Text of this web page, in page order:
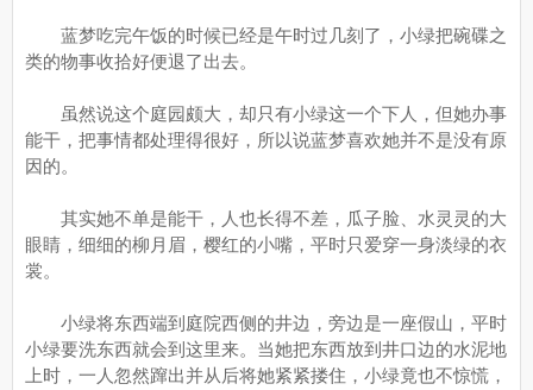
蓝梦吃完午饭的时候已经是午时过几刻了，小绿把碗碟之
类的物事收拾好便退了出去。
虽然说这个庭园颇大，却只有小绿这一个下人，但她办事
能干，把事情都处理得很好，所以说蓝梦喜欢她并不是没有原
因的。
其实她不单是能干，人也长得不差，瓜子脸、水灵灵的大
眼睛，细细的柳月眉，樱红的小嘴，平时只爱穿一身淡绿的衣
裳。
小绿将东西端到庭院西侧的井边，旁边是一座假山，平时
小绿要洗东西就会到这里来。当她把东西放到井口边的水泥地
上时，一人忽然蹿出并从后将她紧紧搂住，小绿竟也不惊慌，